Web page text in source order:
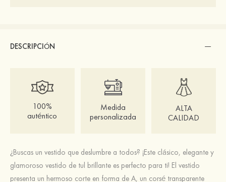
DESCRIPCIÓN
100%
auténtico
Medida
personalizada
ALTA
CALIDAD
¿Buscas un vestido que deslumbre a todos? ¡Este clásico, elegante y
glamoroso vestido de tul brillante es perfecto para ti! El vestido
presenta un hermoso corte en forma de A, un corsé transparente